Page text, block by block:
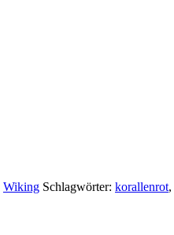
Wiking Schlagwörter: korallenrot,